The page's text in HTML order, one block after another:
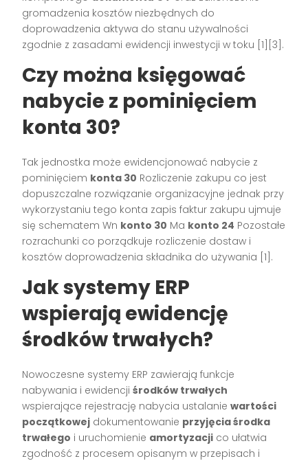
gromadzenia kosztów niezbędnych do
doprowadzenia aktywa do stanu używalności
zgodnie z zasadami ewidencji inwestycji w toku [1][3].
Czy można księgować
nabycie z pominięciem
konta 30?
Tak jednostka może ewidencjonować nabycie z
pominięciem konta 30 Rozliczenie zakupu co jest
dopuszczalne rozwiązanie organizacyjne jednak przy
wykorzystaniu tego konta zapis faktur zakupu ujmuje
się schematem Wn konto 30 Ma konto 24 Pozostałe
rozrachunki co porządkuje rozliczenie dostaw i
kosztów doprowadzenia składnika do używania [1].
Jak systemy ERP
wspierają ewidencję
środków trwałych?
Nowoczesne systemy ERP zawierają funkcje
nabywania i ewidencjiśrodków trwałych
wspierające rejestrację nabycia ustalaniewartości
początkowej dokumentowanie przyjęcia środka
trwałego i uruchomienie amortyzacji co ułatwia
zgodność z procesem opisanym w przepisach i